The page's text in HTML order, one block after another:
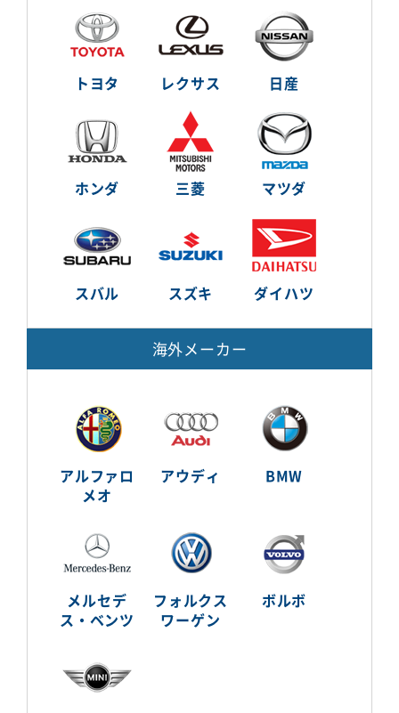
トヨタ レクサス 日産
ホンダ 三菱 マツダ
スバル スズキ ダイハツ
海外メーカー
アルファロ
メオ
アウディ BMW
メルセデ
ス・ベンツ
フォルクス
ワーゲン
ボルボ